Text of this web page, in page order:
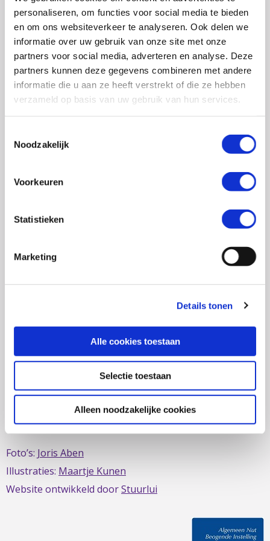
personaliseren, om functies voor social media te bieden
en om ons websiteverkeer te analyseren. Ook delen we
informatie over uw gebruik van onze site met onze
partners voor social media, adverteren en analyse. Deze
partners kunnen deze gegevens combineren met andere
informatie die u aan ze heeft verstrekt of die ze hebben
verzameld op basis van uw gebruik van hun services.
Noodzakelijk
Voorkeuren
Statistieken
Marketing
Details tonen
Alle cookies toestaan
Selectie toestaan
Alleen noodzakelijke cookies
0348 – 43 29 20(algemene nummer)
(ma t/m do: van 10.00 tot 14.30 uur)
info@crohn-colitis.nl
0348 – 420 780 (ervaringsdeskundigenlijn)
(ma t/m do: van 10:00 tot 12:30 uur)
ervaringsdeskundigen@crohn-colitis.nl
voor mensen met chronische darmziektes zoals de ziekte
van Crohn, colitis ulcerosa en microscopische colitis.
Deze ontstekingsziektes noemt men ook wel
Inflammatory Bowel Disease (IBD). Crohn & Colitis NL zet
zich al sinds 1979 in om de belangen van mensen met
IBD te behartigen. Evenals de belangen van mensen met
short bowel/darmfalen.
Deze website is mede mogelijk gemaakt door het
Fonds
Foto’s: Joris Aben
Illustraties: Maartje Kunen
Website ontwikkeld doorStuurlui